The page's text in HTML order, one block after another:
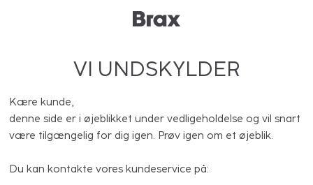
VI UNDSKYLDER
Kære kunde,
denne side er i øjeblikket under vedligeholdelse og vil snart
være tilgængelig for dig igen. Prøv igen om et øjeblik.
Du kan kontakte vores kundeservice på: